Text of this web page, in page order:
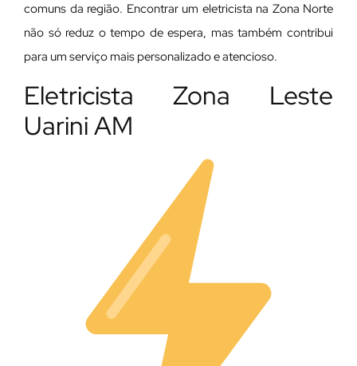
comuns da região. Encontrar um eletricista na Zona Norte
não só reduz o tempo de espera, mas também contribui
para um serviço mais personalizado e atencioso.
Eletricista Zona Leste
Uarini AM